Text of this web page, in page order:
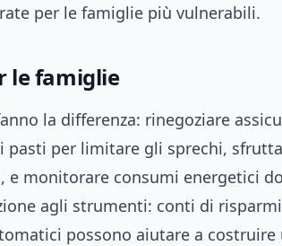
per le famiglie più vulnerabili.
le famiglie
la differenza: rinegoziare
pasti per limitare gli sprechi,
e monitorare consumi energetici
agli strumenti: conti di
possono aiutare a